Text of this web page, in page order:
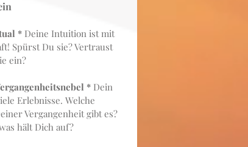
* Deine Intuition ist mit
Spürst Du sie? Vertraust
ein?
* Dein
Erlebnisse. Welche
Vergangenheit gibt es?
hält Dich auf?